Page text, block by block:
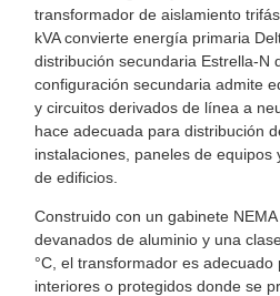
transformador de aislamiento
kVA convierte energía primaria
distribución secundaria Estrella-N
configuración secundaria admite
y circuitos derivados de línea a
hace adecuada para distribución
instalaciones, paneles de equipos
de edificios.
Construido con un gabinete NEMA
devanados de aluminio y una
°C, el transformador es
interiores o protegidos donde se